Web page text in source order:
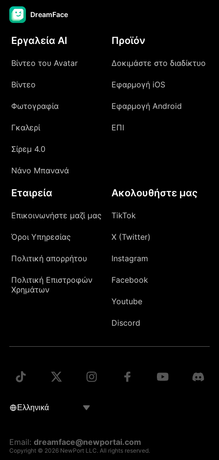
DreamFace
Εργαλεία AI
Βίντεο του Avatar
Βίντεο
Φωτογραφία
Γκαλερί
Σίρεμ 4.0
Νάνο Μπανανά
Προϊόν
Δοκιμάστε στο διαδίκτυο
Εφαρμογή iOS
Εφαρμογή Android
ΕΠΙ
Εταιρεία
Επικοινωνήστε μαζί μας
Όροι Υπηρεσίας
Πολιτική απορρήτου
Πολιτική Επιστροφών
Χρημάτων
Ακολουθήστε μας
TikTok
X (Twitter)
Instagram
Facebook
Youtube
Discord
Email:dreamface@newportai.com
Copyright © 2026 NewPort LLC. All rights reserved.